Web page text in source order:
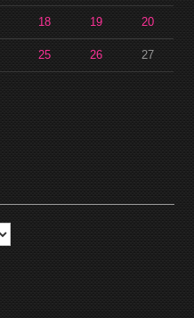
18 19 20
25 26 27